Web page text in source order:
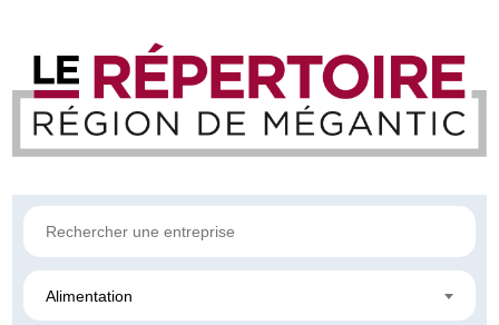
Alimentation